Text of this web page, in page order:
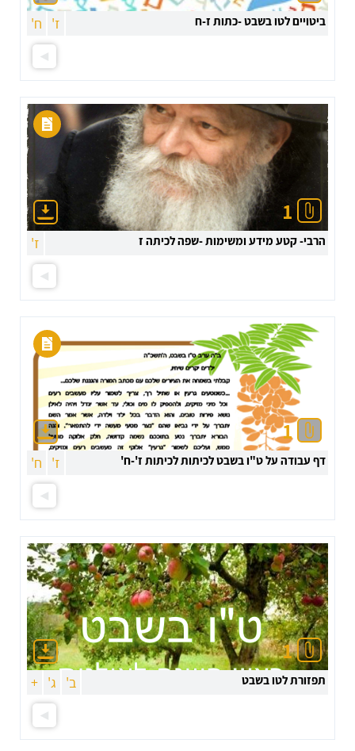
ביטויים לטו בשבט -כתות ז-ח ז' ח'
1
הרבי- קטע מידע ומשימות -שפה לכיתה ז ז'
1
דף עבודה על ט"ו בשבט לכיתות לכיתות ז'-ח' ז' ח'
1
תפזורת לטו בשבט ב' ג' +